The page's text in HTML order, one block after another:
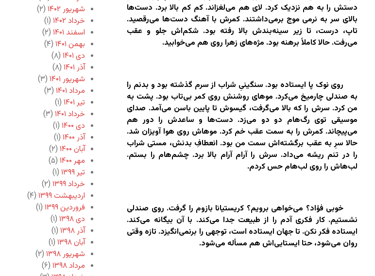
دستش را به هم نزدیک کرد. لای هم می‌لغزاند. کم کم بالا برد. دست‌ها
بالای سر به نرمی موج برمی‌داشتند. کمرش با آهنگ دست‌ها می‌رقصید.
تاپ‌، درست، تا زیر سینه‌بندش بالا رفته بود. شکم‌اش جلو و عقب
می‌رفت. حالا کاملاً برهنه بود. مژه‌های زهرا روی هم می‌خوابید.
روی نوک پا ایستاده بود. سنگینیِ شراب از سرم گذشته بود و بدنم را
به صندلی چارمیخ می‌کرد. موهای روشنش روی کمر بی‌تاب بود. پشت به
من کرد. سرش را که بالا می‌گرفت، گیسوش تا پایین باسن می‌آمد. صدای
موسیقی توی رگ‌هام دو دو می‌زد. دست‌ها و ساعدش را دور هم
می‌پیچاند. کمرش را به سمت عقب خم کرد. موهاش روی هوا آویزان شد.
حالا سرِ به عقب برگشته‌اش سمت من بود. انعطافِ بدنش، مستی شراب
را در تنم ریشه می‌داد. سرش را آرام آرام بالا برد. چشم‌هام را بستم.
لب‌هاش را روی لب‌هام حس کردم.
خوبی فؤاد؟ می‌خواهی برویم؟ کریستیانا بازوم را گرفت. روی صندلی
نشستیم. کار فکری آدم را از طبیعت جدا می‌کند. با آن بیگانه می‌کند.
ایستاده فکر نکن. تا جهان ایستاده است، توجهی را برنمی‌انگیزد. تازه وقتی
روان می‌شود، حتا ایستایی‌اش هم مسأله می‌شود.
شهریور ۱۴۰۲
(۲)
خرداد ۱۴۰۲
(۱)
اسفند ۱۴۰۱
(۲)
بهمن ۱۴۰۱
(۴)
دی ۱۴۰۱
(۸)
آذر ۱۴۰۱
(۸)
شهریور ۱۴۰۱
(۳)
مرداد ۱۴۰۱
(۳)
تیر ۱۴۰۱
(۱)
خرداد ۱۴۰۱
(۳)
دی ۱۴۰۰
(۱)
آذر ۱۴۰۰
(۱)
آبان ۱۴۰۰
(۲)
مهر ۱۴۰۰
(۵)
تیر ۱۳۹۹
(۱)
خرداد ۱۳۹۹
(۲)
اردیبهشت ۱۳۹۹
(۴)
فروردین ۱۳۹۹
(۱)
دی ۱۳۹۸
(۱)
آذر ۱۳۹۸
(۱)
آبان ۱۳۹۸
(۱)
شهریور ۱۳۹۸
(۲)
مرداد ۱۳۹۸
(۶)